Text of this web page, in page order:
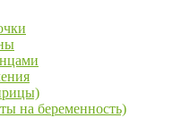
на беременность)